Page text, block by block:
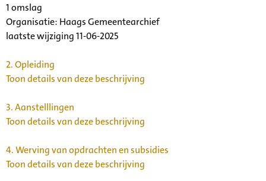
1 omslag
Organisatie: Haags Gemeentearchief
laatste wijziging 11-06-2025
2.Opleiding
Toon details van deze beschrijving
3.Aanstelllingen
Toon details van deze beschrijving
4.Werving van opdrachten en subsidies
Toon details van deze beschrijving